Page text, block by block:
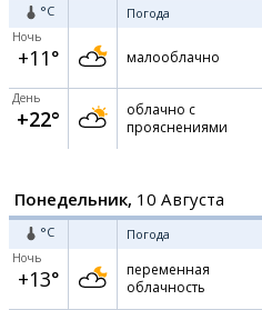
°C Погода
Ночь
+11° малооблачно
День
+22°
облачно с
прояснениями
Понедельник, 10 Августа
°C Погода
Ночь
+13°
переменная
облачность